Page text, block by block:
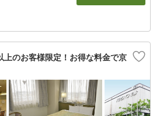
上のお客様限定！お得な料金で京